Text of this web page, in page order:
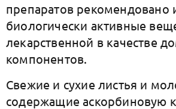
препаратов рекомендовано
биологически активные
лекарственной в качестве
компонентов.
Свежие и сухие листья и
содержащие аскорбиновую